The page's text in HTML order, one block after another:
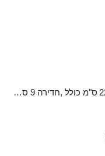
מוט אנאלי דו כיווני מענג מסיליקון רפואי 22 ס"מ כולל ,חדירה 9 ס"מ רוחב מקסימלי 5 ס"מ Shoki